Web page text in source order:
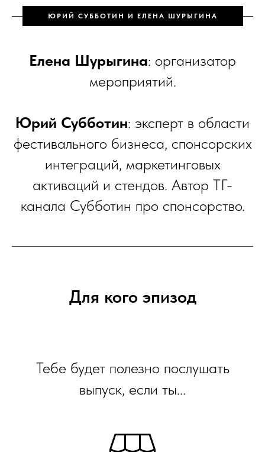
ЮРИЙ СУББОТИН И ЕЛЕНА ШУРЫГИНА
Елена Шурыгина: организатор
мероприятий.
Юрий Субботин: эксперт в области
фестивального бизнеса, спонсорских
интеграций, маркетинговых
активаций и стендов. Автор ТГ-
канала Субботин про спонсорство.
Для кого эпизод
Тебе будет полезно послушать
выпуск, если ты...